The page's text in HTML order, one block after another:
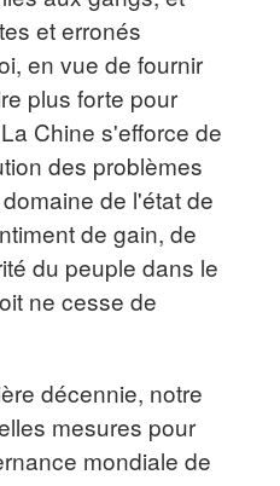
et erronés
en vue de fournir
plus forte pour
Chine s'efforce de
des problèmes
de l'état de
de gain, de
du peuple dans le
ne cesse de
décennie, notre
mesures pour
mondiale de